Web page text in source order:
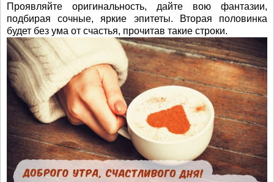
Проявляйте оригинальность, дайте вою фантазии,
подбирая сочные, яркие эпитеты. Вторая половинка
будет без ума от счастья, прочитав такие строки.